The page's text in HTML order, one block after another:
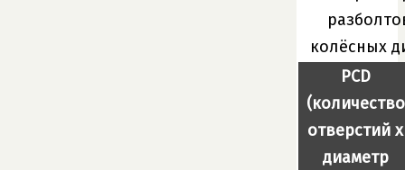
колёсных
PCD
(количество
отверстий x
диаметр